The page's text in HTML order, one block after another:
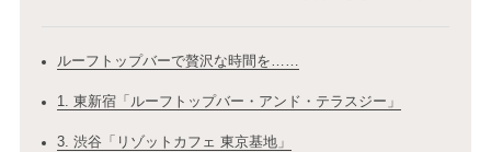
ルーフトップバーで贅沢な時間を……
1. 東新宿「ルーフトップバー・アンド・テラスジー」
3. 渋谷「リゾットカフェ 東京基地」